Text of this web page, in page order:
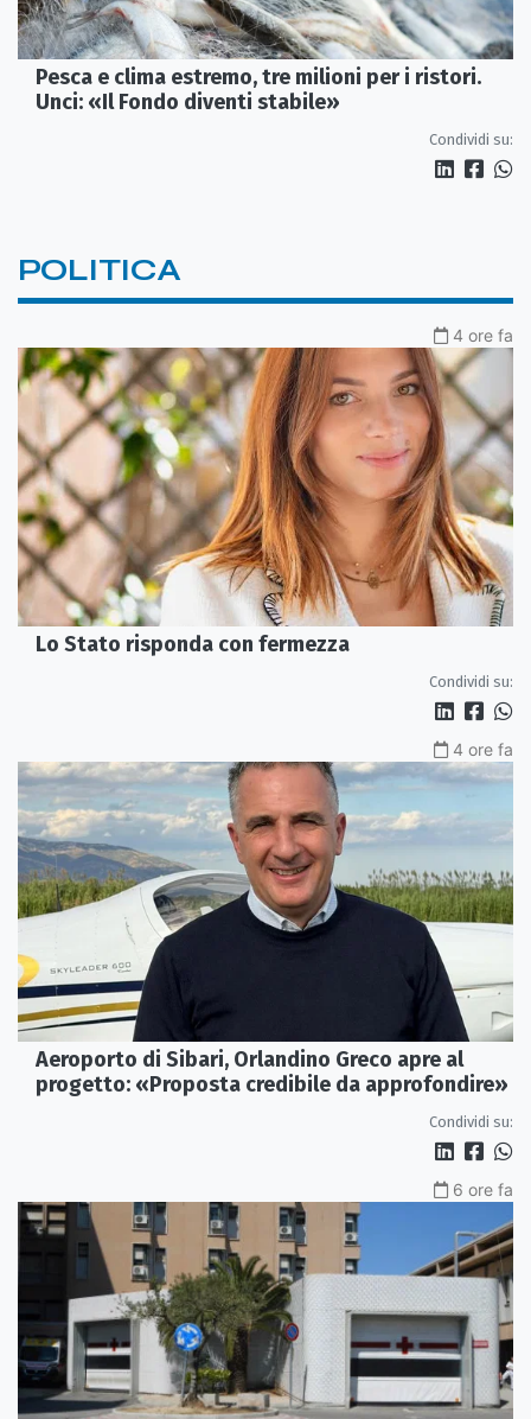
Pesca e clima estremo, tre milioni per i ristori.
Unci: «Il Fondo diventi stabile»
Condividi su:
POLITICA
4 ore fa
Lo Stato risponda con fermezza
Condividi su:
4 ore fa
Aeroporto di Sibari, Orlandino Greco apre al
progetto: «Proposta credibile da approfondire»
Condividi su:
6 ore fa